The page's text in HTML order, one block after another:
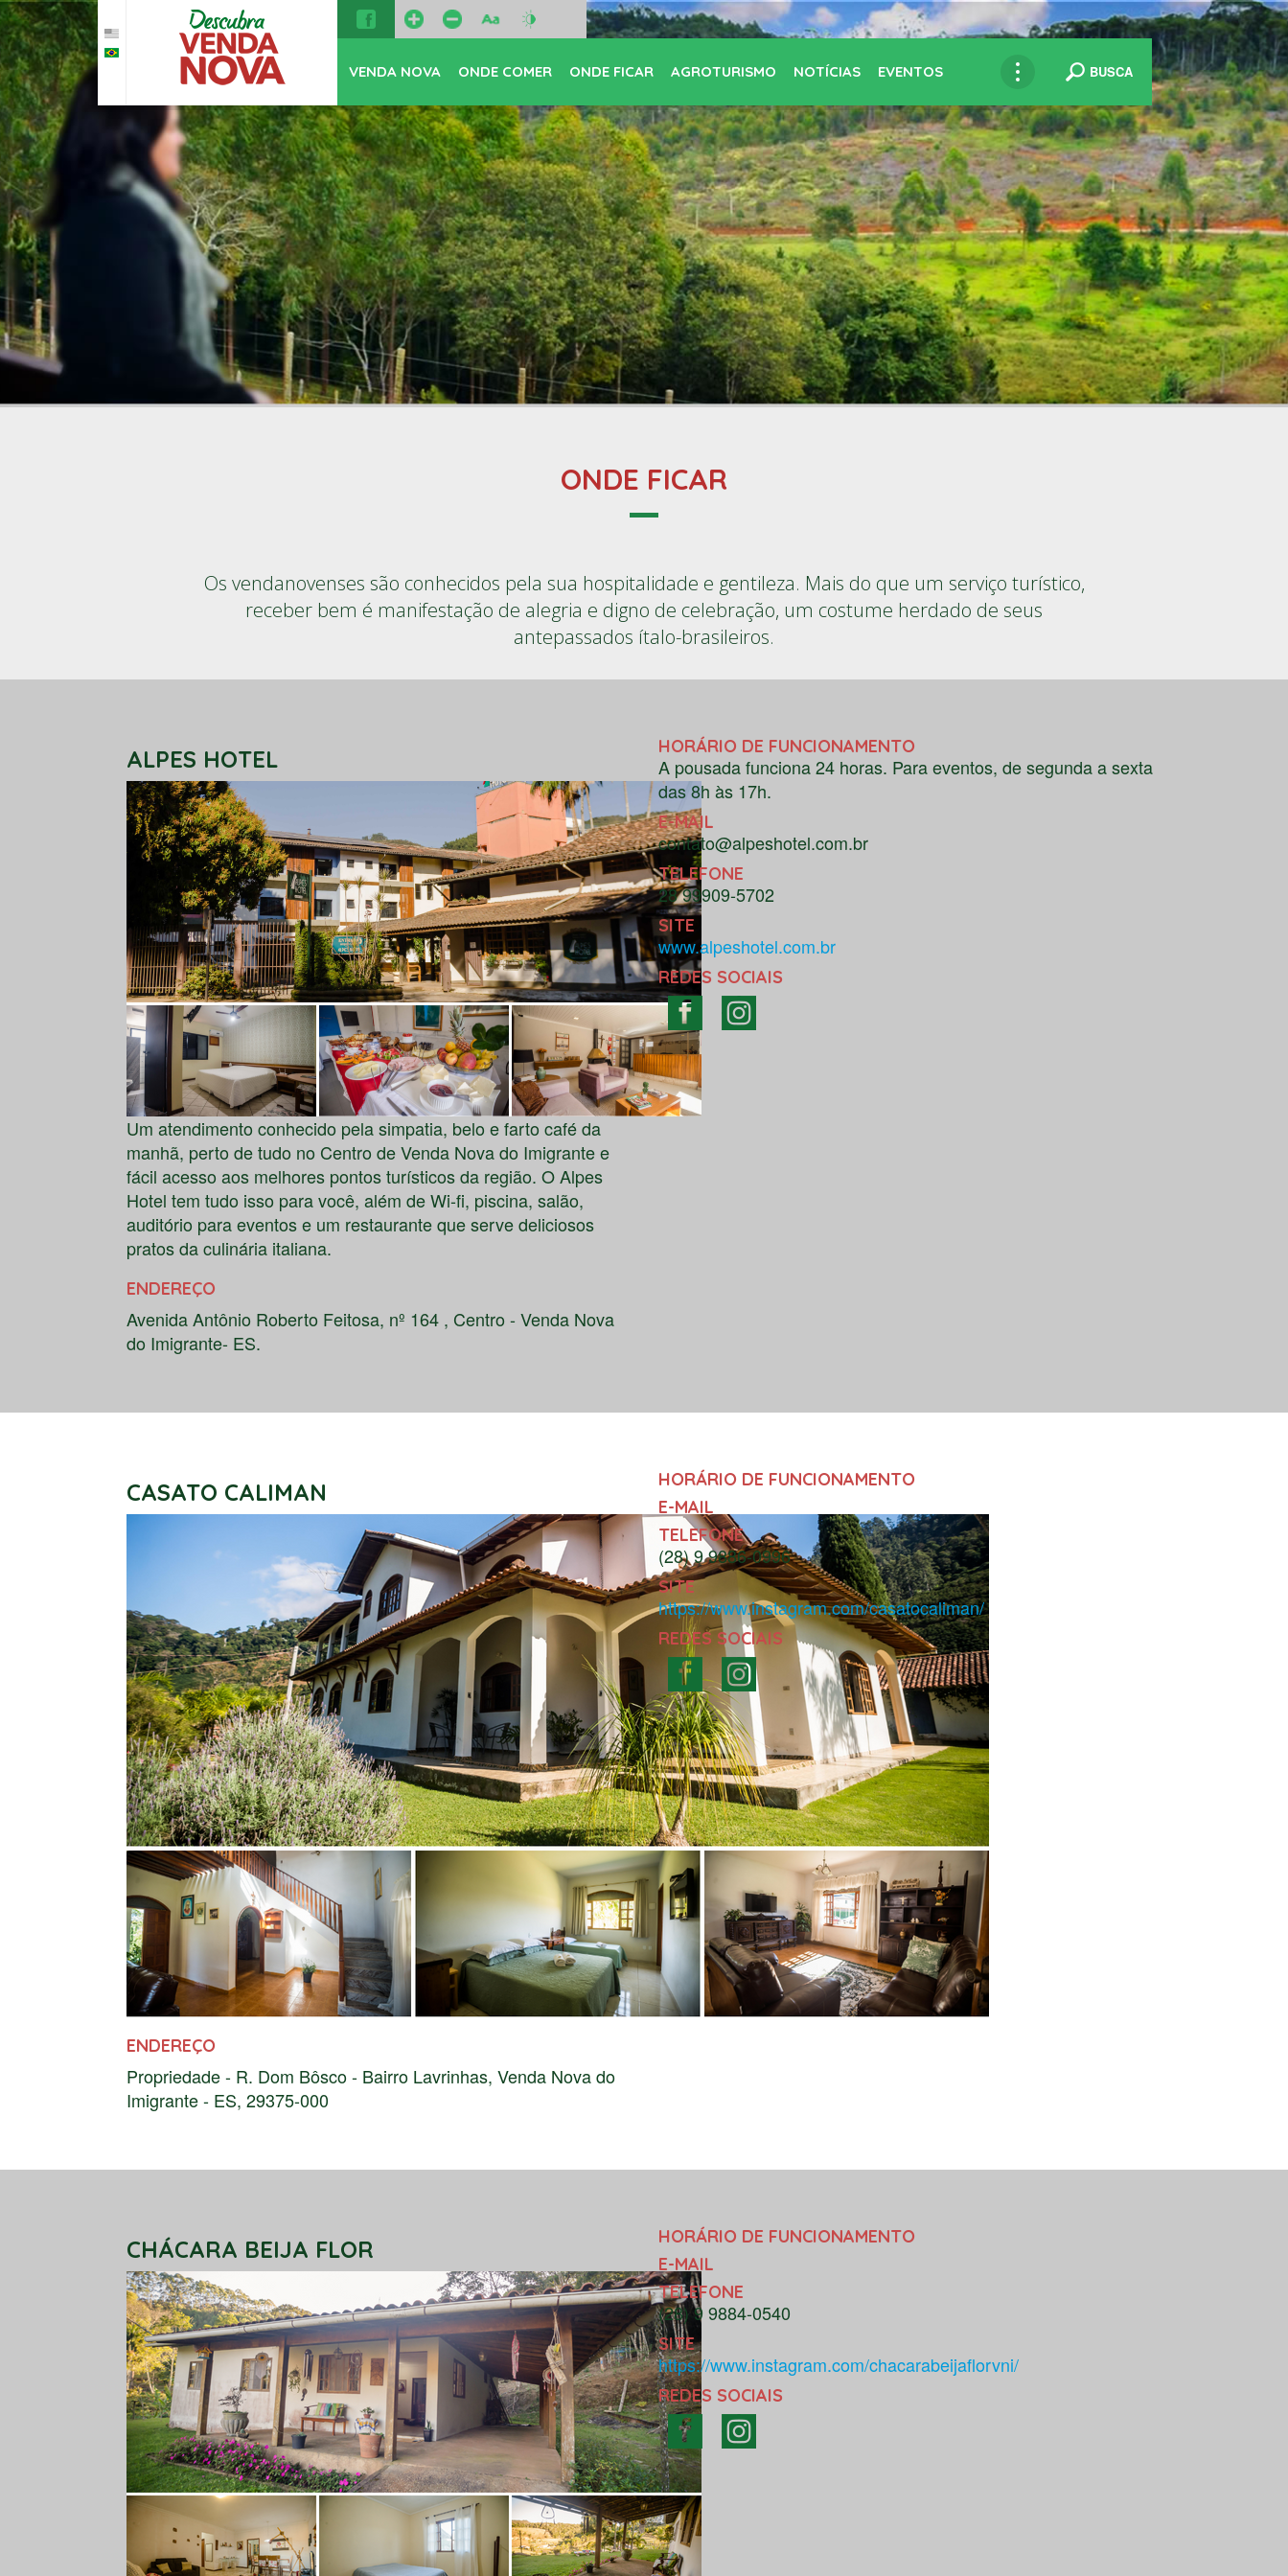
VENDA NOVA ONDE COMER ONDE FICAR AGROTURISMO NOTÍCIAS EVENTOS BUSCA
ONDE FICAR
Os vendanovenses são conhecidos pela sua hospitalidade e gentileza. Mais do que um serviço turístico,
receber bem é manifestação de alegria e digno de celebração, um costume herdado de seus
antepassados ítalo-brasileiros.
ALPES HOTEL
Um atendimento conhecido pela simpatia, belo e farto café da
manhã, perto de tudo no Centro deVenda Nova do Imigrantee
fácil acesso aos melhores pontos turísticos da região. OAlpes
Hotel tem tudo isso para você, além de Wi-fi, piscina, salão,
auditório para eventos e um restaurante que serve deliciosos
pratos da culinária italiana.
ENDEREÇO
Avenida Antônio Roberto Feitosa, nº 164 , Centro - Venda Nova
do Imigrante- ES.
HORÁRIO DE FUNCIONAMENTO
A pousada funciona 24 horas. Para eventos, de segunda a sexta
das 8h às 17h.
E-MAIL
contato@alpeshotel.com.br
TELEFONE
28 99909-5702
SITE
www.alpeshotel.com.br
REDES SOCIAIS
CASATO CALIMAN
ENDEREÇO
Propriedade - R. Dom Bôsco - Bairro Lavrinhas, Venda Nova do
Imigrante - ES, 29375-000
HORÁRIO DE FUNCIONAMENTO
E-MAIL
TELEFONE
(28) 9 9886-0996
SITE
https://www.instagram.com/casatocaliman/
REDES SOCIAIS
CHÁCARA BEIJA FLOR
HORÁRIO DE FUNCIONAMENTO
E-MAIL
TELEFONE
(28) 9 9884-0540
SITE
https://www.instagram.com/chacarabeijaflorvni/
REDES SOCIAIS